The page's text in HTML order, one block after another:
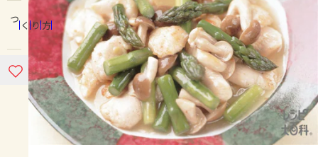
ホーム
コンテンツ
レシピ
人気の食材・レシピ
きゅうり なす トマト
とうもろこし
ピーマン
みょうが ゴーヤ
つくり方